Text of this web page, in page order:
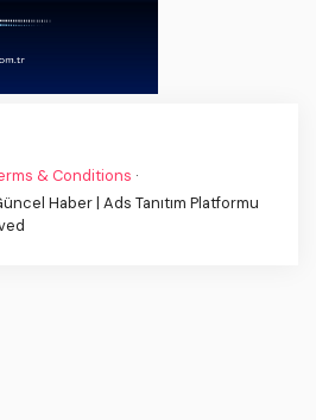
& Conditions ·
Haber | Ads Tanıtım Platformu